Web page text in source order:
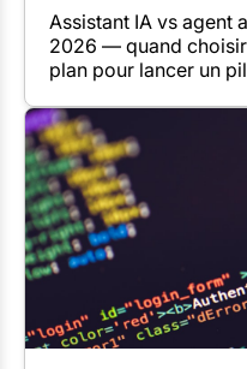
Assistant IA vs agent
2026 — quand choisir
plan pour lancer un